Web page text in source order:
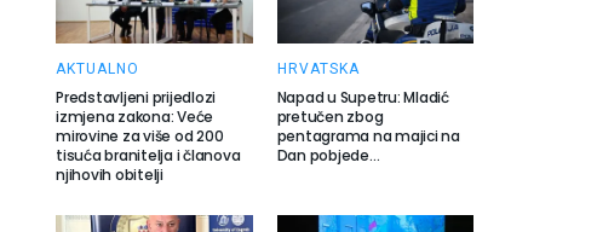
AKTUALNO
Predstavljeni prijedlozi
izmjena zakona: Veće
mirovine za više od 200
tisuća branitelja i članova
njihovih obitelji
HRVATSKA
Napad u Supetru: Mladić
pretučen zbog
pentagrama na majici na
Dan pobjede…